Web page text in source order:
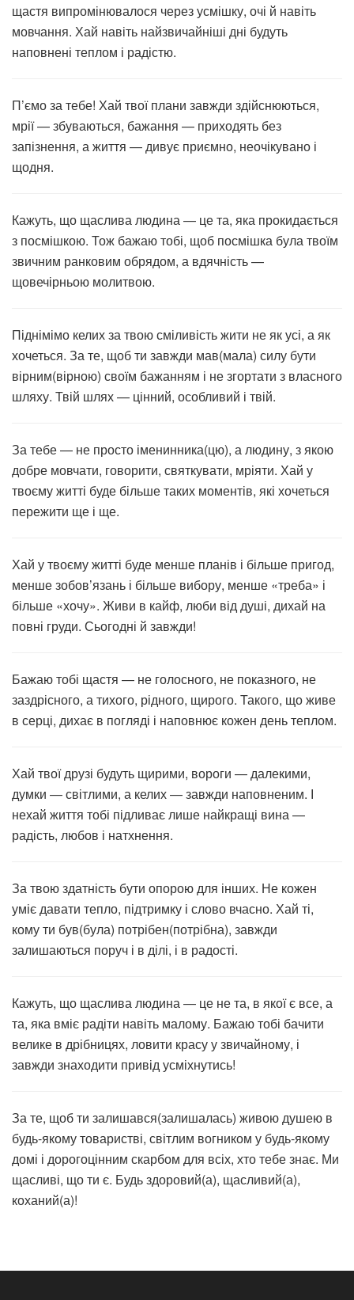
щастя випромінювалося через усмішку, очі й навіть
мовчання. Хай навіть найзвичайніші дні будуть
наповнені теплом і радістю.
П’ємо за тебе! Хай твої плани завжди здійснюються,
мрії — збуваються, бажання — приходять без
запізнення, а життя — дивує приємно, неочікувано і
щодня.
Кажуть, що щаслива людина — це та, яка прокидається
з посмішкою. Тож бажаю тобі, щоб посмішка була твоїм
звичним ранковим обрядом, а вдячність —
щовечірньою молитвою.
Піднімімо келих за твою сміливість жити не як усі, а як
хочеться. За те, щоб ти завжди мав(мала) силу бути
вірним(вірною) своїм бажанням і не згортати з власного
шляху. Твій шлях — цінний, особливий і твій.
За тебе — не просто іменинника(цю), а людину, з якою
добре мовчати, говорити, святкувати, мріяти. Хай у
твоєму житті буде більше таких моментів, які хочеться
пережити ще і ще.
Хай у твоєму житті буде менше планів і більше пригод,
менше зобов’язань і більше вибору, менше «треба» і
більше «хочу». Живи в кайф, люби від душі, дихай на
повні груди. Сьогодні й завжди!
Бажаю тобі щастя — не голосного, не показного, не
заздрісного, а тихого, рідного, щирого. Такого, що живе
в серці, дихає в погляді і наповнює кожен день теплом.
Хай твої друзі будуть щирими, вороги — далекими,
думки — світлими, а келих — завжди наповненим. І
нехай життя тобі підливає лише найкращі вина —
радість, любов і натхнення.
За твою здатність бути опорою для інших. Не кожен
уміє давати тепло, підтримку і слово вчасно. Хай ті,
кому ти був(була) потрібен(потрібна), завжди
залишаються поруч і в ділі, і в радості.
Кажуть, що щаслива людина — це не та, в якої є все, а
та, яка вміє радіти навіть малому. Бажаю тобі бачити
велике в дрібницях, ловити красу у звичайному, і
завжди знаходити привід усміхнутись!
За те, щоб ти залишався(залишалась) живою душею в
будь-якому товаристві, світлим вогником у будь-якому
домі і дорогоцінним скарбом для всіх, хто тебе знає. Ми
щасливі, що ти є. Будь здоровий(а), щасливий(а),
коханий(а)!